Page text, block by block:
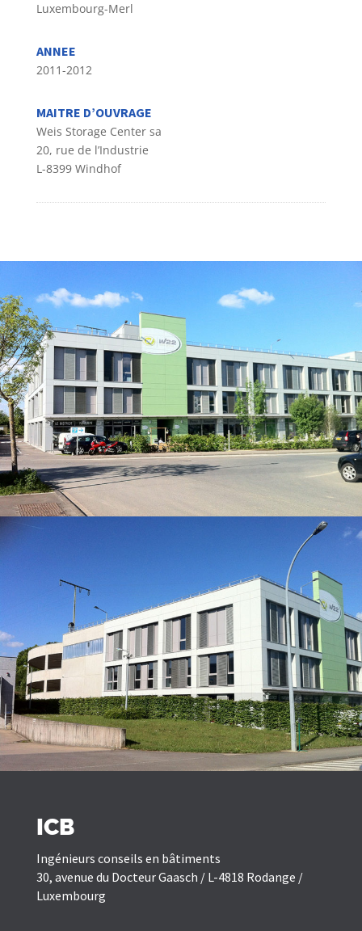
Luxembourg-Merl
ANNEE
2011-2012
MAITRE D’OUVRAGE
Weis Storage Center sa
20, rue de l’Industrie
L-8399 Windhof
ICB
Ingénieurs conseils en bâtiments
30, avenue du Docteur Gaasch / L-4818 Rodange /
Luxembourg